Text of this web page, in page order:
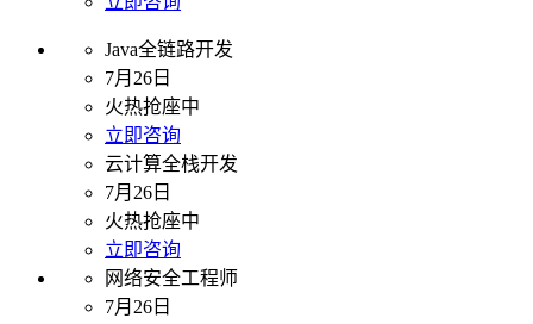
Java全链路开发
7月26日
火热抢座中
立即咨询
云计算全栈开发
7月26日
火热抢座中
立即咨询
网络安全工程师
7月26日